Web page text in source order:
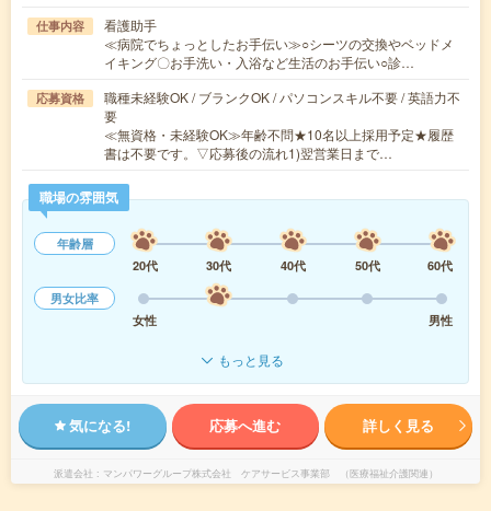
仕事内容
看護助手
≪病院でちょっとしたお手伝い≫○シーツの交換やベッドメ
イキング〇お手洗い・入浴など生活のお手伝い○診…
応募資格
職種未経験OK / ブランクOK / パソコンスキル不要 / 英語力不
要
≪無資格・未経験OK≫年齢不問★10名以上採用予定★履歴
書は不要です。▽応募後の流れ1)翌営業日まで…
職場の雰囲気
年齢層
20代
30代 40代 50代
60代
男女比率
女性
男性
もっと見る
気になる! 応募へ進む 詳しく見る
派遣会社 マンパワーグループ株式会社 ケアサービス事業部 （医療福祉介護関連）